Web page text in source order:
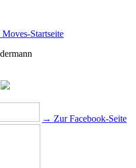
Startseite
→ Zur Facebook-Seite